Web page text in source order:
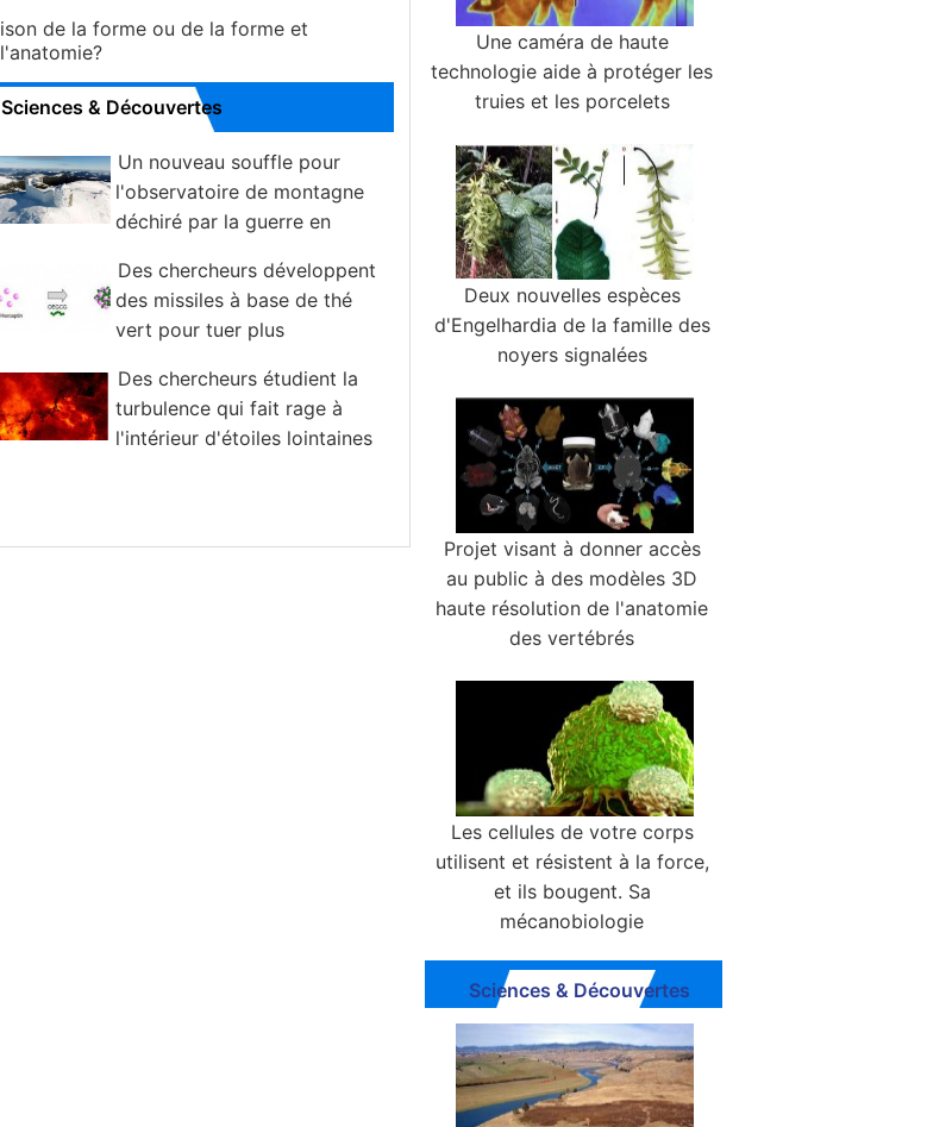
de la forme ou de la forme et
Sciences & Découvertes
Un nouveau souffle pour
l'observatoire de montagne
déchiré par la guerre en
Des chercheurs développent
des missiles à base de thé
vert pour tuer plus
Des chercheurs étudient la
turbulence qui fait rage à
l'intérieur d'étoiles lointaines
Une caméra de haute
technologie aide à protéger les
truies et les porcelets
Deux nouvelles espèces
d'Engelhardia de la famille des
noyers signalées
Projet visant à donner accès
au public à des modèles 3D
haute résolution de l'anatomie
des vertébrés
Les cellules de votre corps
utilisent et résistent à la force,
et ils bougent. Sa
mécanobiologie
Sciences & Découvertes